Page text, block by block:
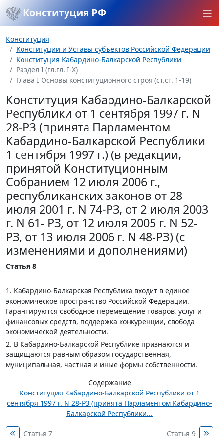
Конституция РФ
Конституция
Конституции и Уставы субъектов Российской Федерации
Конституция Кабардино-Балкарской Республики
Раздел I (гл.гл. I-X)
Глава I Основы конституционного строя (ст.ст. 1-19)
Конституция Кабардино-Балкарской
Республики от 1 сентября 1997 г. N
28-РЗ (принята Парламентом
Кабардино-Балкарской Республики
1 сентября 1997 г.) (в редакции,
принятой Конституционным
Собранием 12 июля 2006 г.,
республиканских законов от 28
июля 2001 г. N 74-РЗ, от 2 июля 2003
г. N 61- РЗ, от 12 июля 2005 г. N 52-
РЗ, от 13 июля 2006 г. N 48-РЗ) (с
изменениями и дополнениями)
Статья 8
1. Кабардино-Балкарская Республика входит в единое
экономическое пространство Российской Федерации.
Гарантируются свободное перемещение товаров, услуг и
финансовых средств, поддержка конкуренции, свобода
экономической деятельности.
2. В Кабардино-Балкарской Республике признаются и
защищаются равным образом государственная,
муниципальная, частная и иные формы собственности.
Содержание
Конституция Кабардино-Балкарской Республики от 1
сентября 1997 г. N 28-РЗ (принята Парламентом Кабардино-
Балкарской Республики...
Статья 7 Статья 9